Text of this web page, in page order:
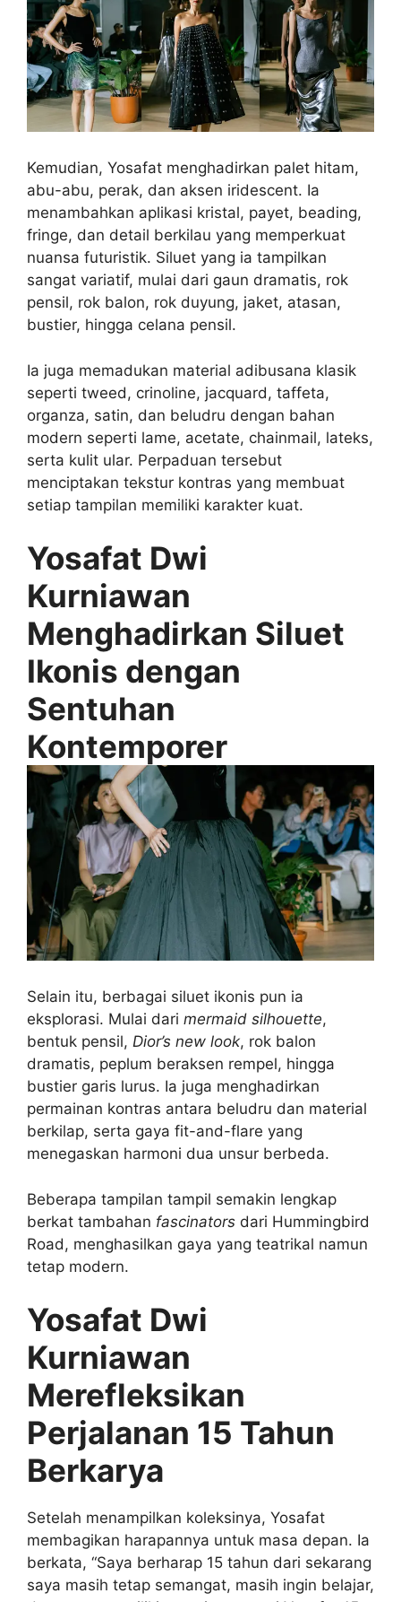
Kemudian, Yosafat menghadirkan palet hitam,
abu-abu, perak, dan aksen iridescent. Ia
menambahkan aplikasi kristal, payet, beading,
fringe, dan detail berkilau yang memperkuat
nuansa futuristik. Siluet yang ia tampilkan
sangat variatif, mulai dari gaun dramatis, rok
pensil, rok balon, rok duyung, jaket, atasan,
bustier, hingga celana pensil.
Ia juga memadukan material adibusana klasik
seperti tweed, crinoline, jacquard, taffeta,
organza, satin, dan beludru dengan bahan
modern seperti lame, acetate, chainmail, lateks,
serta kulit ular. Perpaduan tersebut
menciptakan tekstur kontras yang membuat
setiap tampilan memiliki karakter kuat.
Yosafat Dwi
Kurniawan
Menghadirkan Siluet
Ikonis dengan
Sentuhan
Kontemporer
Selain itu, berbagai siluet ikonis pun ia
eksplorasi. Mulai dari mermaid silhouette,
bentuk pensil, Dior’s new look, rok balon
dramatis, peplum beraksen rempel, hingga
bustier garis lurus. Ia juga menghadirkan
permainan kontras antara beludru dan material
berkilap, serta gaya fit-and-flare yang
menegaskan harmoni dua unsur berbeda.
Beberapa tampilan tampil semakin lengkap
berkat tambahan fascinators dari Hummingbird
Road, menghasilkan gaya yang teatrikal namun
tetap modern.
Yosafat Dwi
Kurniawan
Merefleksikan
Perjalanan 15 Tahun
Berkarya
Setelah menampilkan koleksinya, Yosafat
membagikan harapannya untuk masa depan. Ia
berkata, “Saya berharap 15 tahun dari sekarang
saya masih tetap semangat, masih ingin belajar,